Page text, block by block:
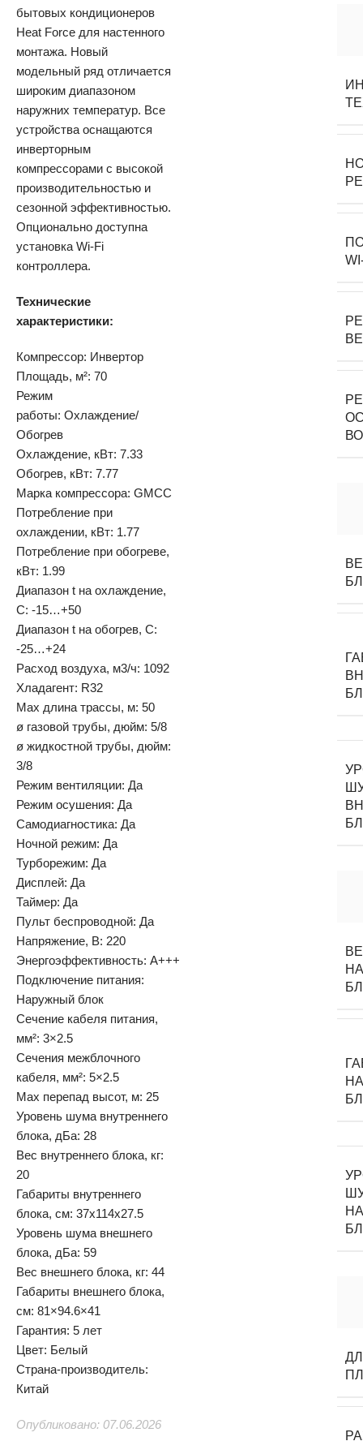
бытовых кондиционеров
Heat Force для настенного
монтажа. Новый
модельный ряд отличается
широким диапазоном
наружних температур. Все
устройства оснащаются
инверторным
компрессорами с высокой
производительностью и
сезонной эффективностью.
Опционально доступна
установка Wi-Fi
контроллера.
Технические
характеристики:
Компрессор: Инвертор
Площадь, м²: 70
Режим
работы: Охлаждение/
Обогрев
Охлаждение, кВт: 7.33
Обогрев, кВт: 7.77
Марка компрессора: GMCC
Потребление при
охлаждении, кВт: 1.77
Потребление при обогреве,
кВт: 1.99
Диапазон t на охлаждение,
С: -15…+50
Диапазон t на обогрев, С:
-25…+24
Расход воздуха, м3/ч: 1092
Хладагент: R32
Max длина трассы, м: 50
ø газовой трубы, дюйм: 5/8
ø жидкостной трубы, дюйм:
3/8
Режим вентиляции: Да
Режим осушения: Да
Самодиагностика: Да
Ночной режим: Да
Турборежим: Да
Дисплей: Да
Таймер: Да
Пульт беспроводной: Да
Напряжение, В: 220
Энергоэффективность: A+++
Подключение питания:
Наружный блок
Сечение кабеля питания,
мм²: 3×2.5
Сечения межблочного
кабеля, мм²: 5×2.5
Max перепад высот, м: 25
Уровень шума внутреннего
блока, дБа: 28
Вес внутреннего блока, кг:
20
Габариты внутреннего
блока, см: 37x114x27.5
Уровень шума внешнего
блока, дБа: 59
Вес внешнего блока, кг: 44
Габариты внешнего блока,
см: 81×94.6×41
Гарантия: 5 лет
Цвет: Белый
Страна-производитель:
Китай
Опубликовано: 07.06.2026